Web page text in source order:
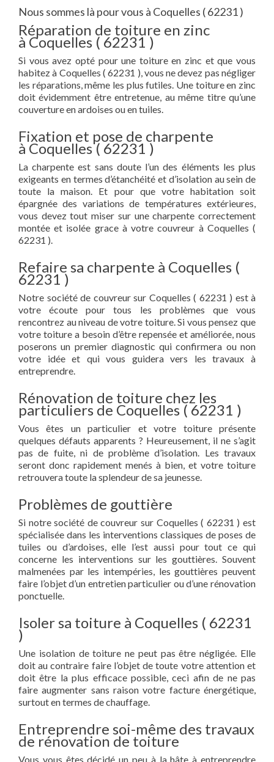
Nous sommes là pour vous à Coquelles ( 62231 )
Réparation de toiture en zinc
à Coquelles ( 62231 )
Si vous avez opté pour une toiture en zinc et que vous
habitez à Coquelles ( 62231 ), vous ne devez pas négliger
les réparations, même les plus futiles. Une toiture en zinc
doit évidemment être entretenue, au même titre qu’une
couverture en ardoises ou en tuiles.
Fixation et pose de charpente
à Coquelles ( 62231 )
La charpente est sans doute l’un des éléments les plus
exigeants en termes d’étanchéité et d’isolation au sein de
toute la maison. Et pour que votre habitation soit
épargnée des variations de températures extérieures,
vous devez tout miser sur une charpente correctement
montée et isolée grace à votre couvreur à Coquelles (
62231 ).
Refaire sa charpente à Coquelles (
62231 )
Notre société de couvreur sur Coquelles ( 62231 ) est à
votre écoute pour tous les problèmes que vous
rencontrez au niveau de votre toiture. Si vous pensez que
votre toiture a besoin d’être repensée et améliorée, nous
poserons un premier diagnostic qui confirmera ou non
votre idée et qui vous guidera vers les travaux à
entreprendre.
Rénovation de toiture chez les
particuliers de Coquelles ( 62231 )
Vous êtes un particulier et votre toiture présente
quelques défauts apparents ? Heureusement, il ne s’agit
pas de fuite, ni de problème d’isolation. Les travaux
seront donc rapidement menés à bien, et votre toiture
retrouvera toute la splendeur de sa jeunesse.
Problèmes de gouttière
Si notre société de couvreur sur Coquelles ( 62231 ) est
spécialisée dans les interventions classiques de poses de
tuiles ou d’ardoises, elle l’est aussi pour tout ce qui
concerne les interventions sur les gouttières. Souvent
malmenées par les intempéries, les gouttières peuvent
faire l’objet d’un entretien particulier ou d’une rénovation
ponctuelle.
Isoler sa toiture à Coquelles ( 62231
)
Une isolation de toiture ne peut pas être négligée. Elle
doit au contraire faire l’objet de toute votre attention et
doit être la plus efficace possible, ceci afin de ne pas
faire augmenter sans raison votre facture énergétique,
surtout en termes de chauffage.
Entreprendre soi-même des travaux
de rénovation de toiture
Vous vous êtes décidé un peu à la hâte à entreprendre